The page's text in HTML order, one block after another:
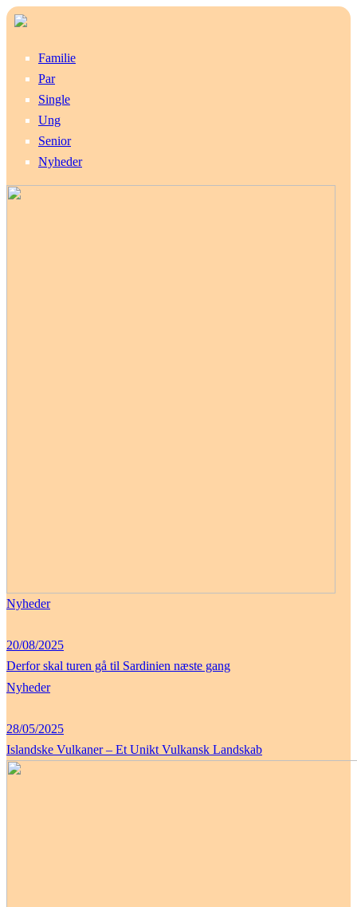
Familie
Par
Single
Ung
Senior
Nyheder
Nyheder
20/08/2025
Derfor skal turen gå til Sardinien næste gang
Nyheder
28/05/2025
Islandske Vulkaner – Et Unikt Vulkansk Landskab